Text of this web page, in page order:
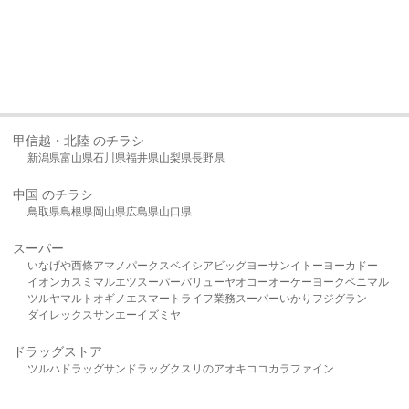
甲信越・北陸 のチラシ
新潟県富山県石川県福井県山梨県長野県
中国 のチラシ
鳥取県島根県岡山県広島県山口県
スーパー
いなげや西條アマノパークスベイシア ビッグヨーサンイトーヨーカドー
イオンカスミ マルエツスーパーバリューヤオコーオーケー ヨークベニマル
ツルヤマルト オギノ エスマート ライフ業務スーパーいかり フジグラン
ダイレックスサンエーイズミヤ
ドラッグストア
ツルハドラッグサンドラッグクスリのアオキ ココカラファイン